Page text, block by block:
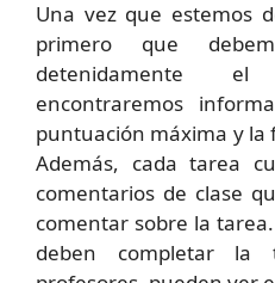
Una vez que estemos
primero que
detenidamente
encontraremos
puntuación máxima y la
Además, cada tarea
comentarios de clase
comentar sobre la
deben completar